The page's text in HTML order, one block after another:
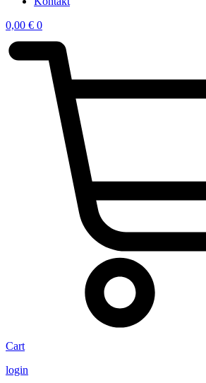
0,00 € 0
Cart
login